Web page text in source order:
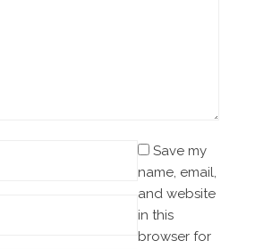
Save my
name, email,
and website
in this
browser for